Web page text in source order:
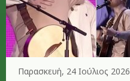
Παρασκευή, 24 Ιούλιος 2026